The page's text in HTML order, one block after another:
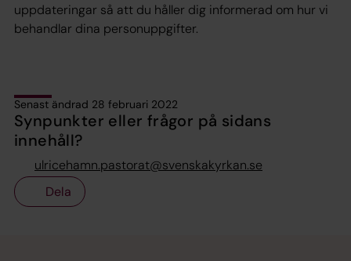
uppdateringar så att du håller dig informerad om hur vi
behandlar dina personuppgifter.
Senast ändrad 28 februari 2022
Synpunkter eller frågor på sidans
innehåll?
ulricehamn.pastorat@svenskakyrkan.se
Dela